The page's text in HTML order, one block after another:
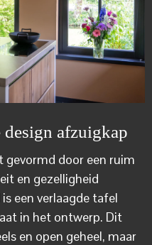
afzuigkap
gevormd door een ruim
en gezelligheid
een verlaagde tafel
in het ontwerp. Dit
en open geheel, maar